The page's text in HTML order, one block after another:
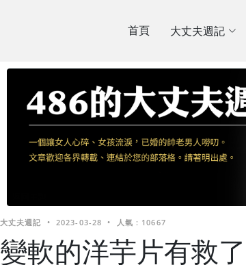
首頁 大丈夫週記
大丈夫週記 • 2023-03-28 • 人氣 : 10667
變軟的洋芋片有救